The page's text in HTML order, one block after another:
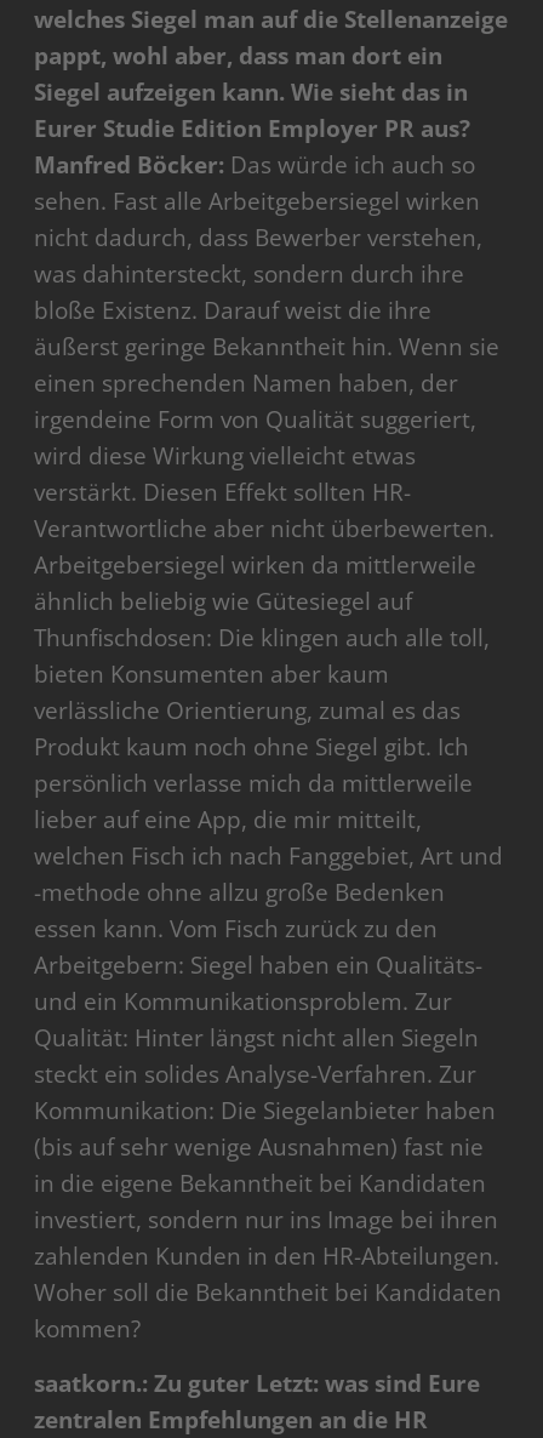
welches Siegel man auf die Stellenanzeige
pappt, wohl aber, dass man dort ein
Siegel aufzeigen kann. Wie sieht das in
Eurer Studie Edition Employer PR aus?
Manfred Böcker: Das würde ich auch so
sehen. Fast alle Arbeitgebersiegel wirken
nicht dadurch, dass Bewerber verstehen,
was dahintersteckt, sondern durch ihre
bloße Existenz. Darauf weist die ihre
äußerst geringe Bekanntheit hin. Wenn sie
einen sprechenden Namen haben, der
irgendeine Form von Qualität suggeriert,
wird diese Wirkung vielleicht etwas
verstärkt. Diesen Effekt sollten HR-
Verantwortliche aber nicht überbewerten.
Arbeitgebersiegel wirken da mittlerweile
ähnlich beliebig wie Gütesiegel auf
Thunfischdosen: Die klingen auch alle toll,
bieten Konsumenten aber kaum
verlässliche Orientierung, zumal es das
Produkt kaum noch ohne Siegel gibt. Ich
persönlich verlasse mich da mittlerweile
lieber auf eine App, die mir mitteilt,
welchen Fisch ich nach Fanggebiet, Art und
-methode ohne allzu große Bedenken
essen kann. Vom Fisch zurück zu den
Arbeitgebern: Siegel haben ein Qualitäts-
und ein Kommunikationsproblem. Zur
Qualität: Hinter längst nicht allen Siegeln
steckt ein solides Analyse-Verfahren. Zur
Kommunikation: Die Siegelanbieter haben
(bis auf sehr wenige Ausnahmen) fast nie
in die eigene Bekanntheit bei Kandidaten
investiert, sondern nur ins Image bei ihren
zahlenden Kunden in den HR-Abteilungen.
Woher soll die Bekanntheit bei Kandidaten
kommen?
saatkorn.: Zu guter Letzt: was sind Eure
zentralen Empfehlungen an die HR